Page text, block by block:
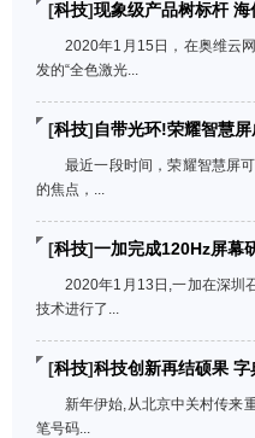
[科技]现象级产品树标杆
2020年1月15日，在奥维云
发的“全色激光...
[科技]自带光环!荣耀智慧
最近一段时间，荣耀智慧屏
的焦点，...
[科技]一加完成120Hz屏幕
2020年1月13日,一加在深圳
技术进行了...
[科技]科技创新再结硕果
新年伊始,从北京中关村传来
笔号码...